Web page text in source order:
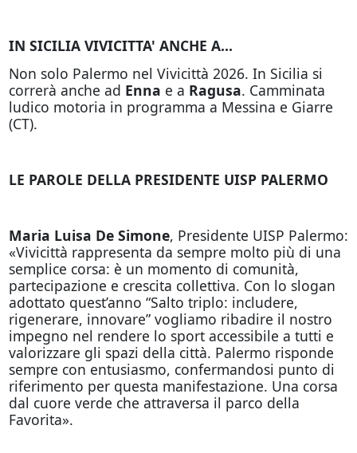
IN SICILIA VIVICITTA' ANCHE A...
Non solo Palermo nel Vivicittà 2026. In Sicilia si
correrà anche ad Enna e a Ragusa. Camminata
ludico motoria in programma a Messina e Giarre
(CT).
LE PAROLE DELLA PRESIDENTE UISP PALERMO
Maria Luisa De Simone, Presidente UISP Palermo:
«Vivicittà rappresenta da sempre molto più di una
semplice corsa: è un momento di comunità,
partecipazione e crescita collettiva. Con lo slogan
adottato quest’anno “Salto triplo: includere,
rigenerare, innovare” vogliamo ribadire il nostro
impegno nel rendere lo sport accessibile a tutti e
valorizzare gli spazi della città. Palermo risponde
sempre con entusiasmo, confermandosi punto di
riferimento per questa manifestazione. Una corsa
dal cuore verde che attraversa il parco della
Favorita».